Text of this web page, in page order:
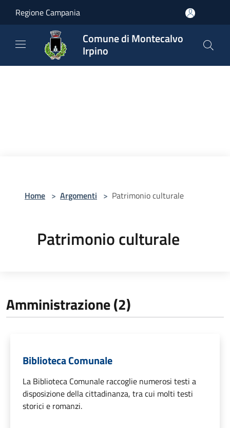
Regione Campania
Comune di Montecalvo
Irpino
Home > Argomenti > Patrimonio culturale
Patrimonio culturale
Amministrazione (2)
Biblioteca Comunale
La Biblioteca Comunale raccoglie numerosi testi a
disposizione della cittadinanza, tra cui molti testi
storici e romanzi.